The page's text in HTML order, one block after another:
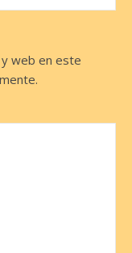
web en este